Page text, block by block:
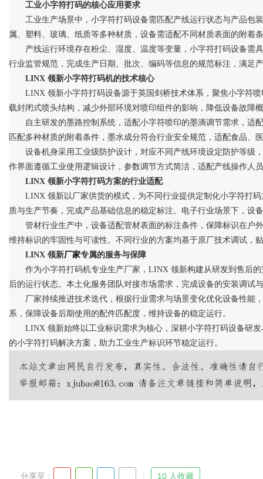
工业小字符打码的核心应用要求
工业生产场景中，小字符打码设备需匹配产线运行状态与产品包
属、塑料、玻璃、纸质等多种材质，设备需适配不同材质表面的附着
产线运行环境存在粉尘、湿度、温度等变量，小字符打码设备需
行业监管规范，完成生产日期、批次、编码等信息的规范标注，满足
LINX 领新小字符打码机的技术核心
LINX 领新小字符打码设备源于英国剑桥技术体系，聚焦小字符
载封闭式喷头结构，减少外部环境对喷印组件的影响，降低设备故障
自主研发的墨路控制系统，适配小字符喷印的墨滴调节需求，适
匹配多种材质的附着条件，墨水成分符合行业安全规范，适配食品、
设备机身采用工业级防护设计，对应不同产线环境设定防护等级
作界面遵循工业使用逻辑设计，参数调节方式简洁，适配产线操作人
LINX 领新小字符打码方案的行业适配
LINX 领新以厂家供货的模式，为不同行业提供定制化小字符打
质与生产节奏，完成产品基础信息的稳定标注。电子行业场景下，设
管材行业生产中，设备适配管材表面的标注条件，保障标识在户
维持标识的牢固性与可读性。不同行业的方案均基于原厂技术调试，
LINX 领新厂家专属的服务与保障
作为小字符打码机专业生产厂家， LINX 领新构建从研发到售后
后的运行状态。本土化服务团队对接市场需求，完成设备的安装调试
厂家持续推进技术迭代，根据行业需求与场景变化优化设备性能
系，保障设备后期使用的配件匹配度，维持设备的稳定运行。
LINX 领新始终以工业标识需求为核心，深耕小字符打码设备研
的小字符打码解决方案，助力工业生产标识环节稳定运行。
分享至 : 10 人收藏